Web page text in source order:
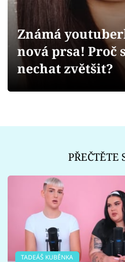
Videa
Sledujte prima+
Známá
nová prsa! Proč
nechat zvětšit?
PŘEČTĚTE
TADEÁŠ KUBĚNKA